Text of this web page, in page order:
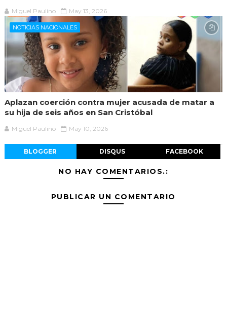
Miguel Paulino May 13, 2026
NOTICIAS NACIONALES
Aplazan coerción contra mujer acusada de matar a
su hija de seis años en San Cristóbal
Miguel Paulino May 10, 2026
BLOGGER DISQUS FACEBOOK
NO HAY COMENTARIOS.:
PUBLICAR UN COMENTARIO